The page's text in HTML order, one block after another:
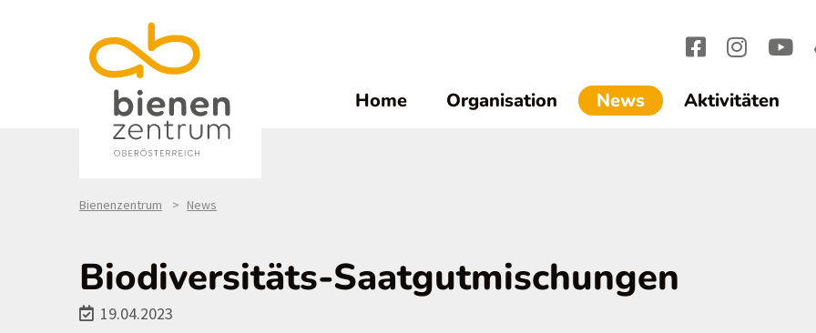
Home Organisation News(current)1
Aktivitäten
Bienenzentrum News
Biodiversitäts-Saatgutmischungen
19.04.2023